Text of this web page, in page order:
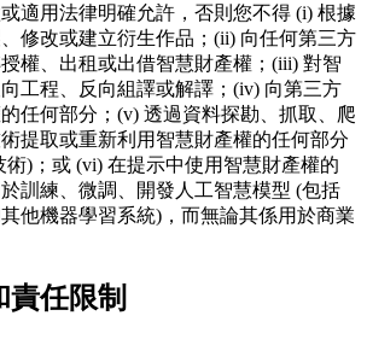
適用法律明確允許，否則您不得 (i) 根據
修改或建立衍生作品；(ii) 向任何第三方
權、出租或出借智慧財產權；(iii) 對智
工程、反向組譯或解譯；(iv) 向第三方
任何部分；(v) 透過資料探勘、抓取、爬
提取或重新利用智慧財產權的任何部分
術)；或 (vi) 在提示中使用智慧財產權的
訓練、微調、開發人工智慧模型 (包括
他機器學習系統)，而無論其係用於商業
責任限制